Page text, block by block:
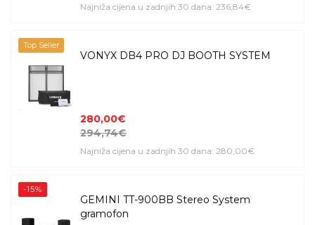
Najniža cijena u zadnjih 30 dana: 236,84€
Top Seller
VONYX DB4 PRO DJ BOOTH SYSTEM
280,00€
294,74€
Najniža cijena u zadnjih 30 dana: 280,00€
-15%
GEMINI TT-900BB Stereo System
gramofon